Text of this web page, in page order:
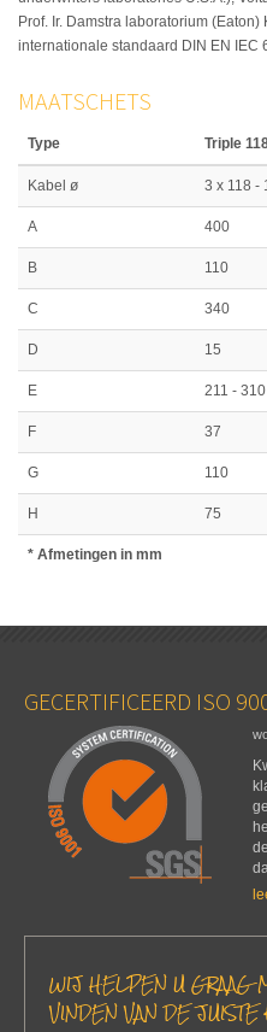
Prof. Ir. Damstra laboratorium
internationale standaard DIN EN IEC
MAATSCHETS
Type Triple
Kabel ø 3 x 118 -
A 400
B 110
C 340
D 15
E 211 - 310
F 37
G 110
H 75
* Afmetingen in mm
GECERTIFICEERD ISO
WIJ HELPEN U GRAAG
VINDEN VAN DE JUISTE